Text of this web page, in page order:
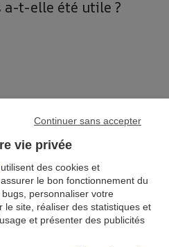
a-t-elle été utile ?
la liste des unités de compte
Vie ?
vie privée
utilisent des cookies et
le bon fonctionnement du
personnaliser votre
le site, réaliser des statistiques et
et présenter des publicités
Continuer sans accepter